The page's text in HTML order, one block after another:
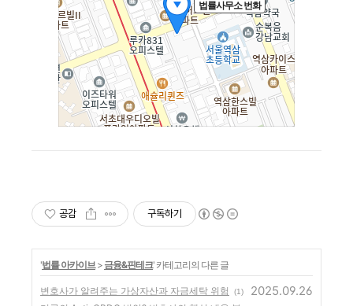
공감 구독하기
'법률 아카이브> 금융&핀테크' 카테고리의 다른 글
변호사가 알려주는 가상자산과 자금세탁 위험 (1) 2025.09.26